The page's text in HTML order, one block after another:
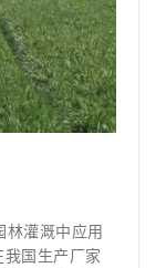
林灌溉中应用
国生产厂家